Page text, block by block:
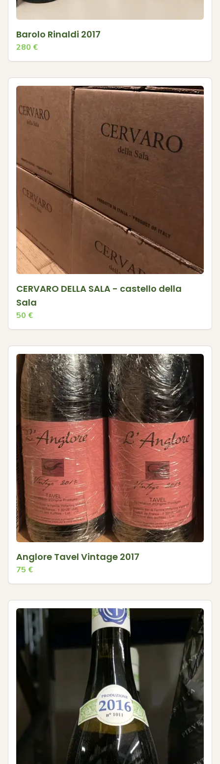
Barolo Rinaldi 2017
280 €
CERVARO DELLA SALA - castello della
Sala
50 €
Anglore Tavel Vintage 2017
75 €